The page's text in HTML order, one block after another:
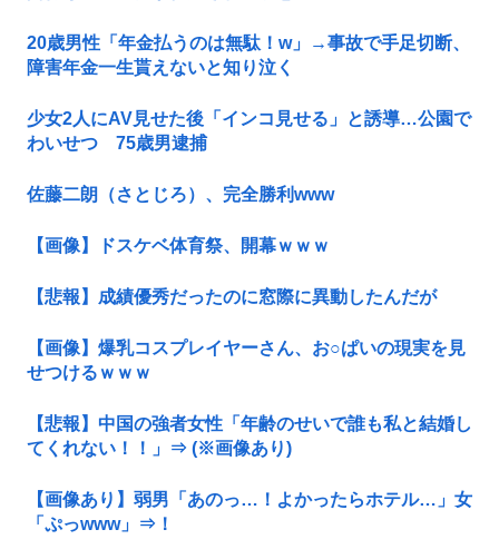
20歳男性「年金払うのは無駄！w」→事故で手足切断、
障害年金一生貰えないと知り泣く
少女2人にAV見せた後「インコ見せる」と誘導…公園で
わいせつ 75歳男逮捕
佐藤二朗（さとじろ）、完全勝利www
【画像】ドスケベ体育祭、開幕ｗｗｗ
【悲報】成績優秀だったのに窓際に異動したんだが
【画像】爆乳コスプレイヤーさん、お○ぱいの現実を見
せつけるｗｗｗ
【悲報】中国の強者女性「年齢のせいで誰も私と結婚し
てくれない！！」⇒ (※画像あり)
【画像あり】弱男「あのっ…！よかったらホテル…」女
「ぷっwww」⇒！